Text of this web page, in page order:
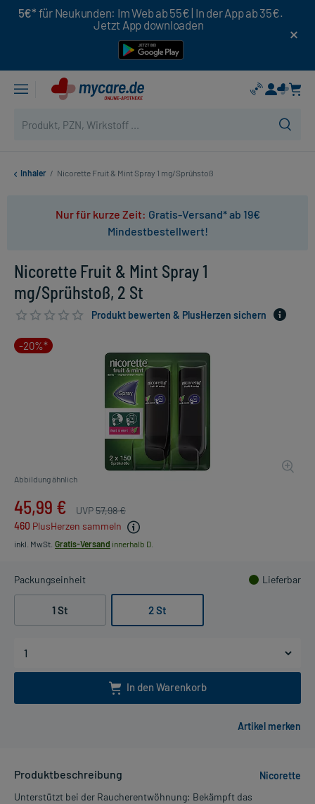
5€* für Neukunden: Im Web ab 55€ | In der App ab 35€.
Jetzt App downloaden
Inhaler / Nicorette Fruit & Mint Spray 1 mg/Sprühstoß
Nur für kurze Zeit: Gratis-Versand* ab 19€
Mindestbestellwert!
Nicorette Fruit & Mint Spray 1
mg/Sprühstoß, 2 St
Produkt bewerten & PlusHerzen sichern
-20%*
Abbildung ähnlich
45,99 € UVP57,98 €
460 PlusHerzen sammeln
inkl. MwSt. Gratis-Versand innerhalb D.
Packungseinheit Lieferbar
1 St 2 St
In den Warenkorb
Produktbeschreibung
Nicorette
Unterstützt bei der Raucherentwöhnung: Bekämpft das